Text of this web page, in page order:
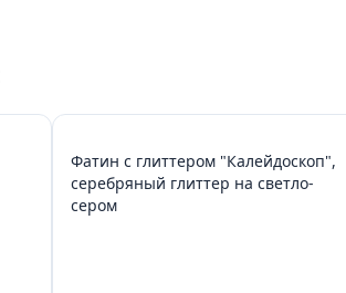
Фатин с глиттером "Калейдоскоп",
серебряный глиттер на светло-
сером